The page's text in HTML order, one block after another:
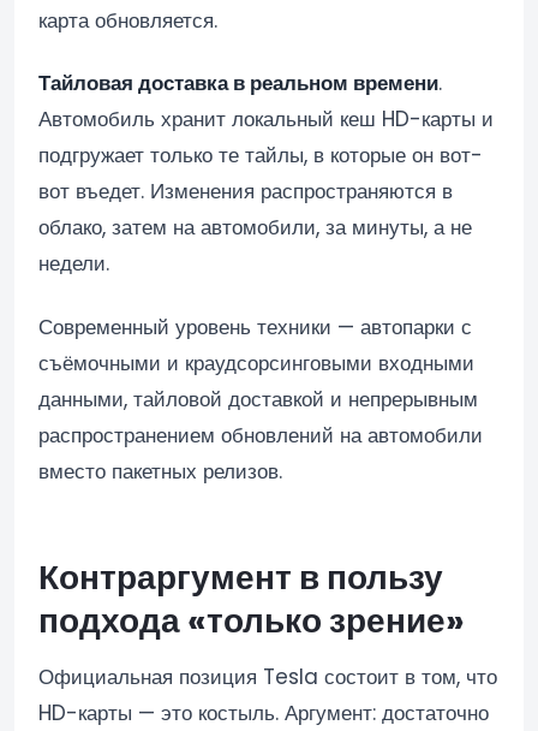
карта обновляется.
Тайловая доставка в реальном времени.
Автомобиль хранит локальный кеш HD-карты и
подгружает только те тайлы, в которые он вот-
вот въедет. Изменения распространяются в
облако, затем на автомобили, за минуты, а не
недели.
Современный уровень техники — автопарки с
съёмочными и краудсорсинговыми входными
данными, тайловой доставкой и непрерывным
распространением обновлений на автомобили
вместо пакетных релизов.
Контраргумент в пользу
подхода «только зрение»
Официальная позиция Tesla состоит в том, что
HD-карты — это костыль. Аргумент: достаточно